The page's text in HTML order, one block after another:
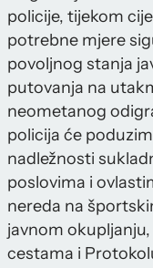
policije, tijekom
potrebne mjere
povoljnog stanja
putovanja na
neometanog
policija će
nadležnosti
poslovima i
nereda na
javnom
cestama i